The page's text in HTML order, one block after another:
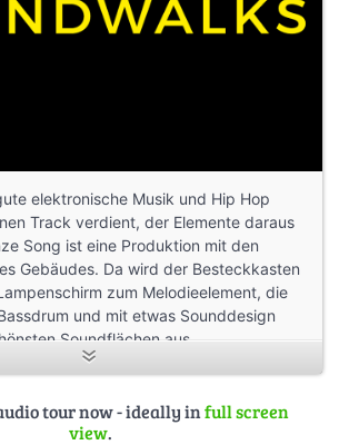
elektronische Musik und Hip Hop
Track verdient, der Elemente daraus
Song ist eine Produktion mit den
Gebäudes. Da wird der Besteckkasten
zum Melodieelement, die
und mit etwas Sounddesign
Soundflächen aus
Inventarschwingungen. Es gibt also
https://soundcloud.com/soundselektor
tour now - ideally infull screen
view.